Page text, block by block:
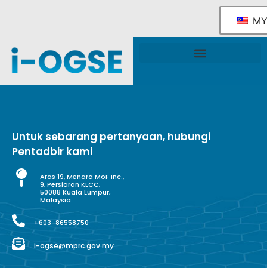
MY
Untuk sebarang pertanyaan, hubungi
Pentadbir kami
Aras 19, Menara MoF Inc.,
9, Persiaran KLCC,
50088 Kuala Lumpur,
Malaysia
+603-86558750
i-ogse@mprc.gov.my